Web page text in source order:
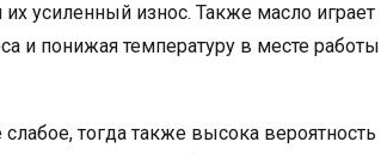
их усиленный износ. Также масло играет
и понижая температуру в месте работы
тогда также высока вероятность